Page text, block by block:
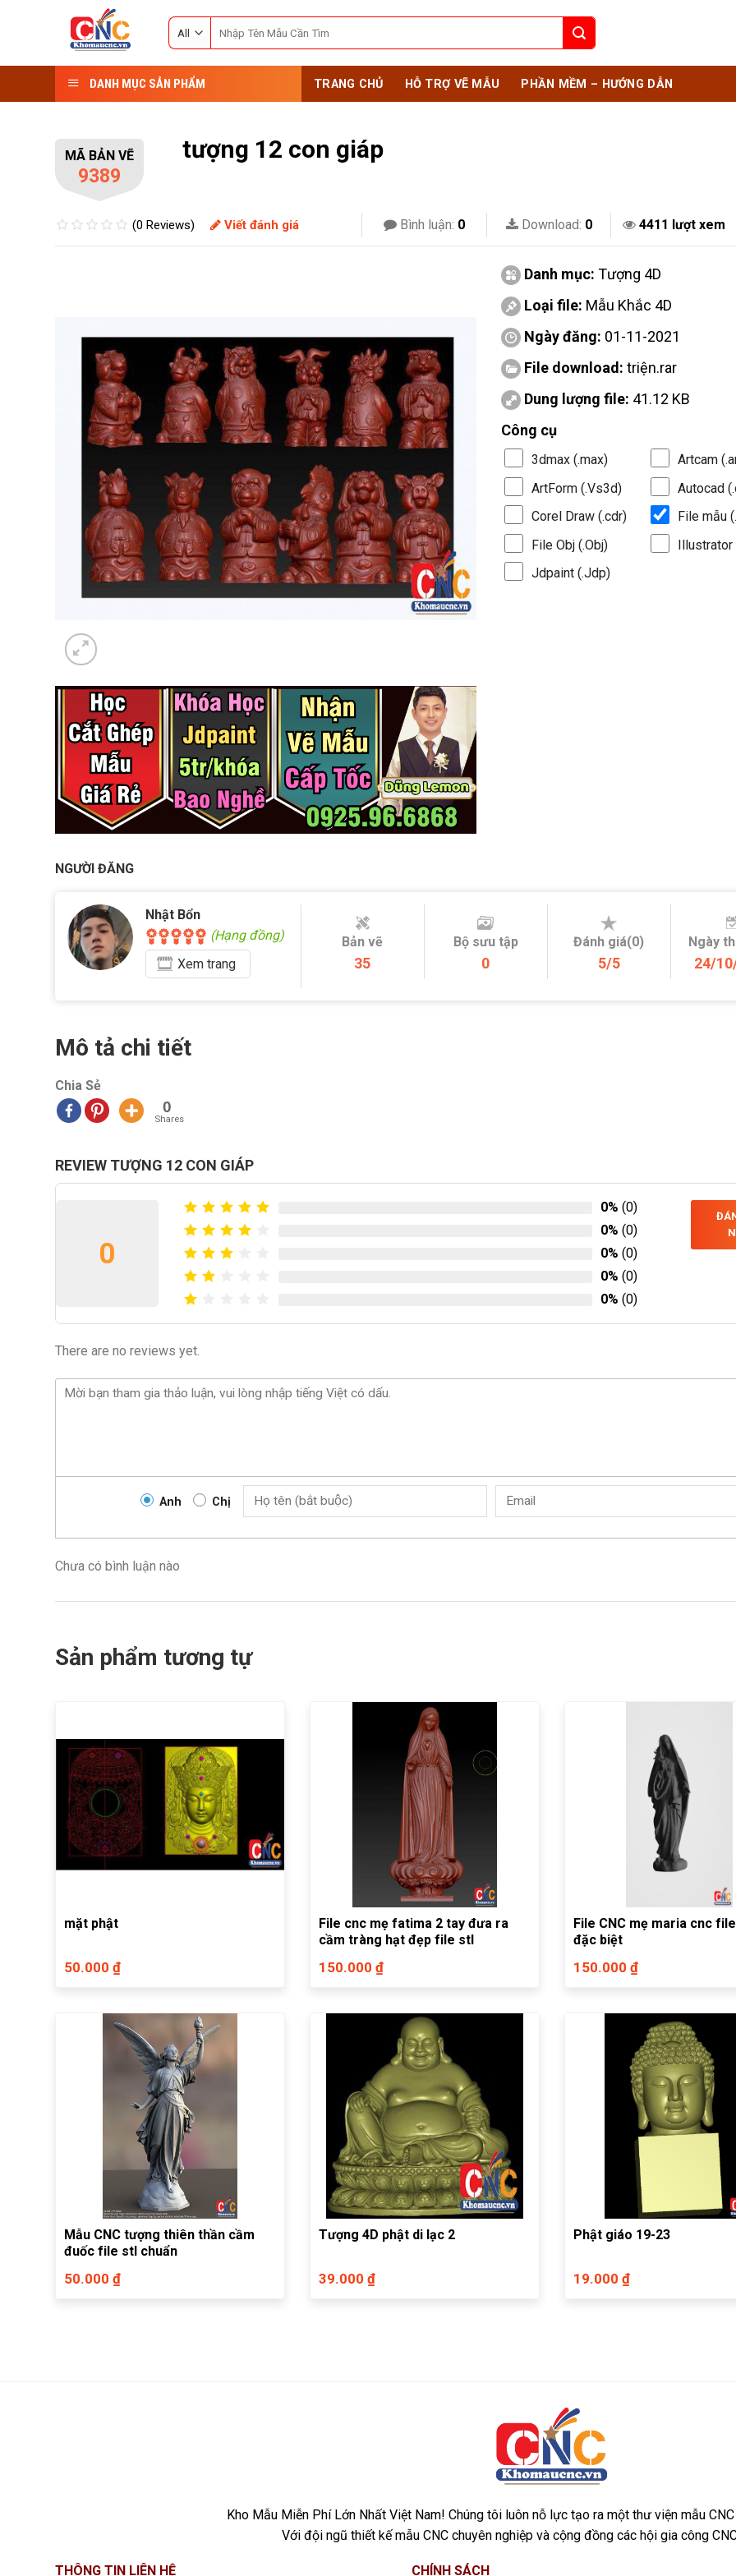
for:
DANH MỤC SẢN PHẨM TRANG CHỦ HỖ TRỢ VẼ MẪU PHẦN MỀM – HƯỚNG DẪN
MÃ BẢN VẼ
9389
tượng 12 con giáp
(0 Reviews) Viết đánh giá Bình luận: 0 Download: 0 4411 lượt xem
Danh mục: Tượng 4D
Loại file: Mẫu Khắc 4D
Ngày đăng: 01-11-2021
File download: triện.rar
Dung lượng file: 41.12 KB
Công cụ
3dmax (.max)
Artcam
ArtForm (.Vs3d)
Autocad
Corel Draw (.cdr)
File mẫu
File Obj (.Obj)
Illustrator
Jdpaint (.Jdp)
NGƯỜI ĐĂNG
Nhật Bổn
(Hạng đồng)
Xem trang
Bản vẽ
35
Bộ sưu tập
0
Đánh giá(0)
5/5
Ngày
24/
Mô tả chi tiết
Chia Sẻ
0
Shares
REVIEW TƯỢNG 12 CON GIÁP
0
0% (0)
0% (0)
0% (0)
0% (0)
0% (0)
There are no reviews yet.
Anh Chị
Chưa có bình luận nào
Sản phẩm tương tự
mặt phật
50.000 ₫
File cnc mẹ fatima 2 tay đưa ra
cầm tràng hạt đẹp file stl
150.000 ₫
File CNC mẹ maria cnc
đặc biệt
150.000 ₫
Mẫu CNC tượng thiên thần cầm
đuốc file stl chuẩn
50.000 ₫
Tượng 4D phật di lạc 2
39.000 ₫
Phật giáo 19-23
19.000 ₫
Kho Mẫu Miễn Phí Lớn Nhất Việt Nam! Chúng tôi luôn nỗ lực tạo ra một thư viện mẫu
Với đội ngũ thiết kế mẫu CNC chuyên nghiệp và cộng đồng các hội gia công
THÔNG TIN LIÊN HỆ CHÍNH SÁCH